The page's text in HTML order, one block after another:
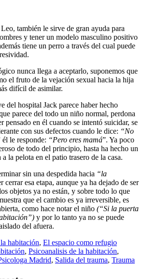
también le sirve de gran ayuda para
y tener un modelo masculino positivo
tiene un perro a través del cual puede
nunca llega a aceptarlo, suponemos que
el fruto de la vejación sexual hacia la hija
difícil de asimilar.
del hospital Jack parece haber hecho
parece del todo un niño normal, perdona
pensado en él cuando se intentó suicidar, se
con sus defectos cuando le dice: “No
él le responde: “Pero eres mamá”. Ya poco
de todo del principio, hasta ha hecho un
la pelota en el patio trasero de la casa.
sin una despedida hacia “la
cerrar esa etapa, aunque ya ha dejado de ser
objetos ya no están, y sobre todo lo que
que el cambio es ya irreversible, es
como hace notar el niño (“Si la puerta
y por lo tanto ya no se puede
del afuera.
habitación, El espacio como refugio
, Psicoanalisis de la habitación,
Madrid, Salida del trauma, Trauma